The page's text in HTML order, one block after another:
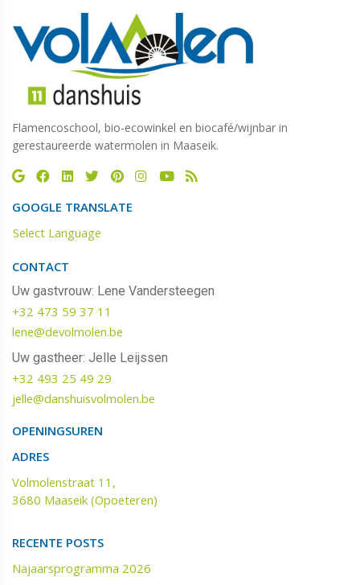
Flamencoschool, bio-ecowinkel en biocafé/wijnbar in
gerestaureerde watermolen in Maaseik.
GOOGLE TRANSLATE
Select Language
CONTACT
Uw gastvrouw: Lene Vandersteegen
+32 473 59 37 11
lene@devolmolen.be
Uw gastheer: Jelle Leijssen
+32 493 25 49 29
jelle@danshuisvolmolen.be‬‬
OPENINGSUREN
ADRES
Volmolenstraat 11,
3680 Maaseik (Opoeteren)
RECENTE POSTS
Najaarsprogramma 2026